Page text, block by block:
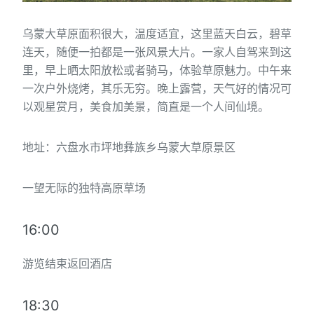
乌蒙大草原面积很大，温度适宜，这里蓝天白云，碧草
连天，随便一拍都是一张风景大片。一家人自驾来到这
里，早上晒太阳放松或者骑马，体验草原魅力。中午来
一次户外烧烤，其乐无穷。晚上露营，天气好的情况可
以观星赏月，美食加美景，简直是一个人间仙境。
地址：六盘水市坪地彝族乡乌蒙大草原景区
一望无际的独特高原草场
16:00
游览结束返回酒店
18:30